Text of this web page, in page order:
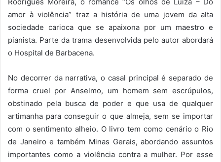
Rodrigues Moreira, o romance “Os olhos de Luiza – Do
amor à violência” traz a história de uma jovem da alta
sociedade carioca que se apaixona por um maestro e
pianista. Parte da trama desenvolvida pelo autor abordará
o Hospital de Barbacena.
No decorrer da narrativa, o casal principal é separado de
forma cruel por Anselmo, um homem sem escrúpulos,
obstinado pela busca de poder e que usa de qualquer
artimanha para conseguir o que almeja, sem se importar
com o sentimento alheio. O livro tem como cenário o Rio
de Janeiro e também Minas Gerais, abordando assuntos
importantes como a violência contra a mulher. Por esse